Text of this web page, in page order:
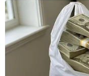
TIN LIÊN QUAN